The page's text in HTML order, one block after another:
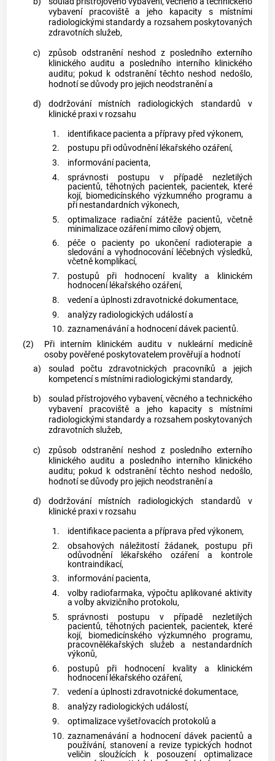
vybavení pracoviště a jeho kapacity s místními
radiologickými standardy a rozsahem poskytovaných
zdravotních služeb,
c)
způsob odstranění neshod z posledního externího
klinického auditu a posledního interního klinického
auditu; pokud k odstranění těchto neshod nedošlo,
hodnotí se důvody pro jejich neodstranění a
d)
dodržování místních radiologických standardů v
klinické praxi v rozsahu
1.
identifikace pacienta a přípravy před výkonem,
2.
postupu při odůvodnění lékařského ozáření,
3.
informování pacienta,
4.
správnosti postupu v případě nezletilých
pacientů, těhotných pacientek, pacientek, které
kojí, biomedicínského výzkumného programu a
při nestandardních výkonech,
5.
optimalizace radiační zátěže pacientů, včetně
minimalizace ozáření mimo cílový objem,
6.
péče o pacienty po ukončení radioterapie a
sledování a vyhodnocování léčebných výsledků,
včetně komplikací,
7.
postupů při hodnocení kvality a klinickém
hodnocení lékařského ozáření,
8.
vedení a úplnosti zdravotnické dokumentace,
9.
analýzy radiologických událostí a
10. zaznamenávání a hodnocení dávek pacientů.
(2)
Při interním klinickém auditu v nukleární medicíně
osoby pověřené poskytovatelem prověřují a hodnotí
a)
soulad počtu zdravotnických pracovníků a jejich
kompetencí s místními radiologickými standardy,
b)
soulad přístrojového vybavení, věcného a technického
vybavení pracoviště a jeho kapacity s místními
radiologickými standardy a rozsahem poskytovaných
zdravotních služeb,
c)
způsob odstranění neshod z posledního externího
klinického auditu a posledního interního klinického
auditu; pokud k odstranění těchto neshod nedošlo,
hodnotí se důvody pro jejich neodstranění a
d)
dodržování místních radiologických standardů v
klinické praxi v rozsahu
1.
identifikace pacienta a příprava před výkonem,
2.
obsahových náležitostí žádanek, postupu při
odůvodnění
lékařského ozářenía kontrole
kontraindikací,
3.
informování pacienta,
4.
volby radiofarmaka, výpočtu aplikované aktivity
a volby akvizičního protokolu,
5.
správnosti postupu v případě nezletilých
pacientů, těhotných pacientek, pacientek, které
kojí, biomedicínského výzkumného programu,
pracovnělékařských služeb a nestandardních
výkonů,
6.
postupů při hodnocení kvality a klinickém
hodnocení lékařského ozáření,
7.
vedení a úplnosti zdravotnické dokumentace,
8.
analýzy radiologických událostí,
9.
optimalizace vyšetřovacích protokolů a
10. zaznamenávání a hodnocení dávek pacientů a
používání, stanovení a revize typických hodnot
veličin sloužících k posouzení optimalizace